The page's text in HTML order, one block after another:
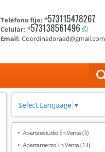
Teléfono fijo: +573115478267
Celular: +573138561496
Email: Coordinadoraad@gmail.com
Select Language ▼
Apartaestudio En Venta (5)
Apartamento En Venta (13)